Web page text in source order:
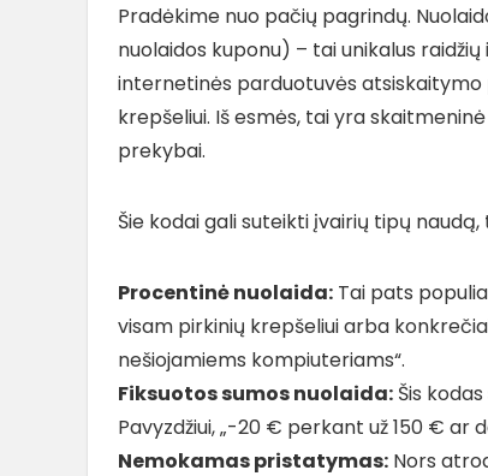
Pradėkime nuo pačių pagrindų.
nuolaidos kuponu) – tai unikalus
internetinės parduotuvės
krepšeliui. Iš esmės, tai yra
prekybai.
Šie kodai gali suteikti įvairių tipų
Procentinė nuolaida: Tai pats
visam pirkinių krepšeliui arba
nešiojamiems kompiuteriams“.
Fiksuotos sumos nuolaida: Šis
Pavyzdžiui, „-20 € perkant už 150 € ar
Nemokamas pristatymas: Nors